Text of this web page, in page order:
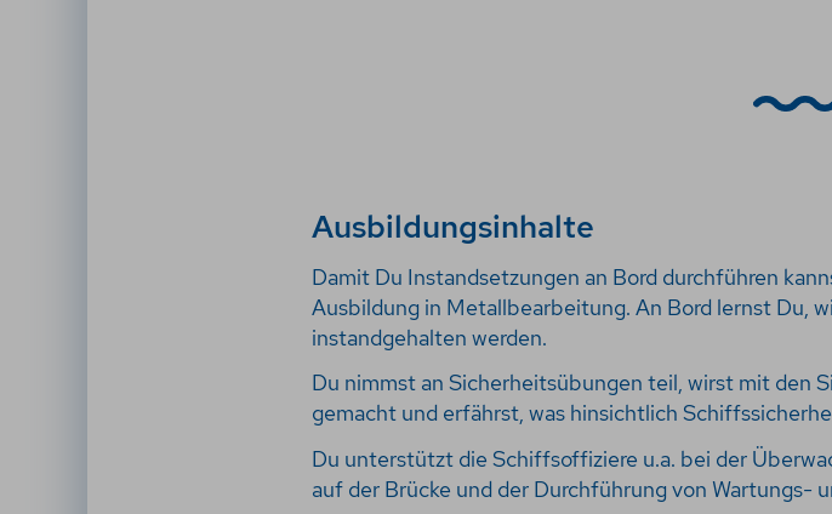
Ausbildungsinhalte
Damit Du Instandsetzungen an Bord durchführen
Ausbildung in Metallbearbeitung. An Bord lernst Du,
instandgehalten werden.
Du nimmst an Sicherheitsübungen teil, wirst mit den
gemacht und erfährst, was hinsichtlich
Du unterstützt die Schiffsoffiziere u.a. bei der
auf der Brücke und der Durchführung von Wartungs-